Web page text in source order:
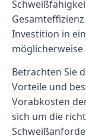
Investition in
möglicherweise
Betrachten Sie
Vorteile und
Vorabkosten
sich um die